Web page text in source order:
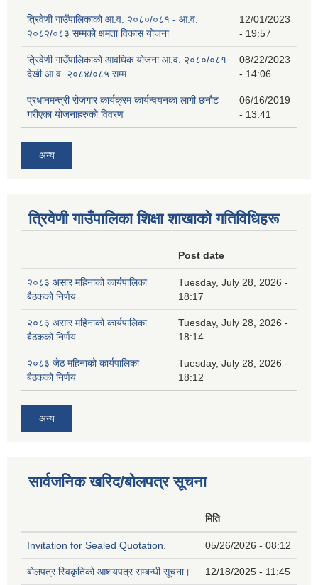
त्रिवेणी गाउँपालिकाको आ.व. २०८०/०८१ - आ.व.
२०८२/०८३ सम्मको क्षमता विकास योजना
12/01/2023
- 19:57
त्रिवेणी गाउँपालिकाको आवधिक योजना आ.व. २०८०/०८१
देखी आ.व. २०८४/०८५ सम्म
08/22/2023
- 14:06
प्रधानमन्त्री रोजगार कार्यक्रम कार्यन्वयनका लागी छनौट
गरीएका योजनाहरुको विवरण
06/16/2019
- 13:41
अन्य
त्रिवेणी गाउँपालिका शिक्षा शाखाकाे गतिविधिहरू
Post date
२०८३ असार महिनाको कार्यपालिका
बैठकको निर्णय
Tuesday, July 28, 2026 -
18:17
२०८३ असार महिनाको कार्यपालिका
बैठकको निर्णय
Tuesday, July 28, 2026 -
18:14
२०८३ जेठ महिनाको कार्यपालिका
बैठकको निर्णय
Tuesday, July 28, 2026 -
18:12
अन्य
सार्वजनिक खरिद/बोलपत्र सूचना
मिति
Invitation for Sealed Quotation. 05/26/2026 - 08:12
बोलपत्र स्विकृतिको आशयपत्र सम्बन्धी सूचना। 12/18/2025 - 11:45